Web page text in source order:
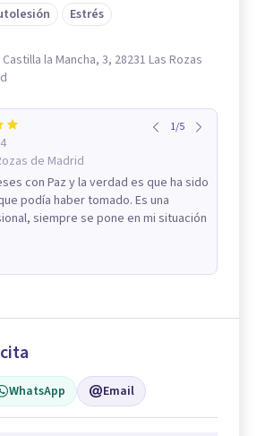
Estrés
la Mancha, 3, 28231 Las Rozas
de Madrid
1/5
con Paz y la verdad es que ha sido
podía haber tomado. Es una
siempre se pone en mi situación
WhatsApp Email